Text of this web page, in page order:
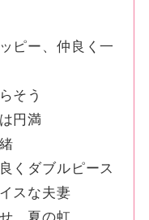
ピー、仲良く一
そう
円満
くダブルピース
スな夫妻